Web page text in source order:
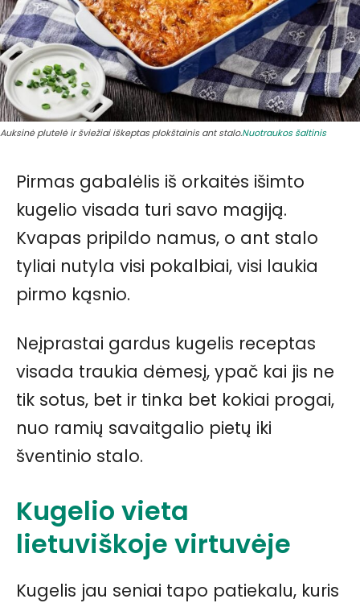
Auksinė plutelė ir šviežiai iškeptas plokštainis ant stalo.Nuotraukos šaltinis
Pirmas gabalėlis iš orkaitės išimto
kugelio visada turi savo magiją.
Kvapas pripildo namus, o ant stalo
tyliai nutyla visi pokalbiai, visi laukia
pirmo kąsnio.
Neįprastai gardus kugelis receptas
visada traukia dėmesį, ypač kai jis ne
tik sotus, bet ir tinka bet kokiai progai,
nuo ramių savaitgalio pietų iki
šventinio stalo.
Kugelio vieta
lietuviškoje virtuvėje
Kugelis jau seniai tapo patiekalu, kuris